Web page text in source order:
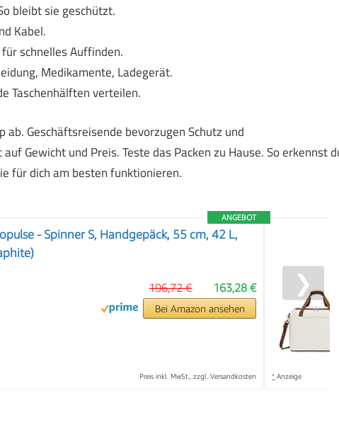
bleibt sie geschützt.
Kabel.
schnelles Auffinden.
Medikamente, Ladegerät.
Taschenhälften verteilen.
Geschäftsreisende bevorzugen Schutz und
Gewicht und Preis. Teste das Packen zu Hause. So erkennst
für dich am besten funktionieren.
ANGEBOT
- Spinner S, Handgepäck, 55 cm, 42 L,
163,28 €
196,72 €
Bei Amazon ansehen
Preis inkl. MwSt., zzgl. Versandkosten * Anzeige
❯